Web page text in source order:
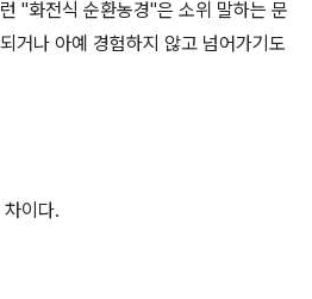
"화전식 순환농경"은 소위 말하는 문
거나 아예 경험하지 않고 넘어가기도
이다.